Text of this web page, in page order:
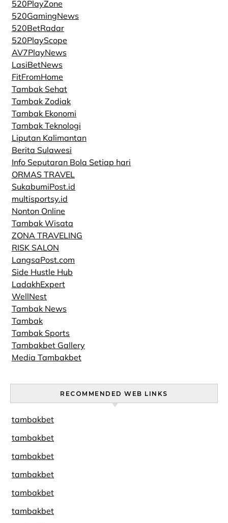
520PlayZone
520GamingNews
520BetRadar
520PlayScope
AV7PlayNews
LasiBetNews
FitFromHome
Tambak Sehat
Tambak Zodiak
Tambak Ekonomi
Tambak Teknologi
Liputan Kalimantan
Berita Sulawesi
Info Seputaran Bola Setiap hari
ORMAS TRAVEL
SukabumiPost.id
multisportsy.id
Nonton Online
Tambak Wisata
ZONA TRAVELING
RISK SALON
LangsaPost.com
Side Hustle Hub
LadakhExpert
WellNest
Tambak News
Tambak
Tambak Sports
Tambakbet Gallery
Media Tambakbet
RECOMMENDED WEB LINKS
tambakbet
tambakbet
tambakbet
tambakbet
tambakbet
tambakbet